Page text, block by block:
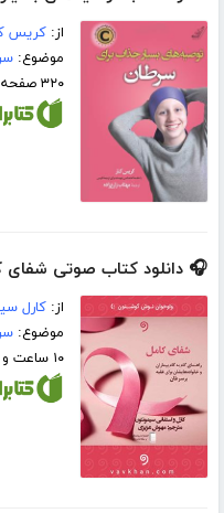
از:کریس
موضوع:
۳۲۰ صفحه
🎧 دانلود کتاب صوتی شفای
از:کارل
موضوع:
۱۰ ساعت و ۵۳ دقیقه